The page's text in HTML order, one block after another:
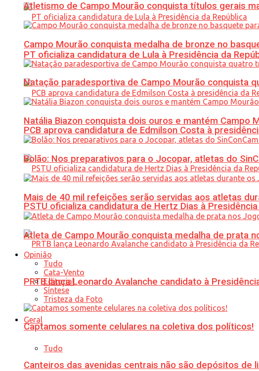
PT oficializa candidatura de Lula à Presidência da
PCB aprova candidatura de Edmilson Costa à
PSTU oficializa candidatura de Hertz Dias à
PRTB lança Leonardo Avalanche candidato à
Geral
Tudo
Atletismo de Campo Mourão conquista títulos gerais
Campo Mourão conquista medalha de bronze no
Natação paradesportiva de Campo Mourão conquista
Natália Biazon conquista dois ouros e mantém Campo
Bolão: Nos preparativos para o Jocopar, atletas do
Mais de 40 mil refeições serão servidas aos atletas
Atleta de Campo Mourão conquista medalha de prata
Opinião
Tudo
Cata-Vento
Editorial
Síntese
Tristeza da Foto
Captamos somente celulares na coletiva dos políticos!
Canteiros das avenidas centrais não são depósitos de